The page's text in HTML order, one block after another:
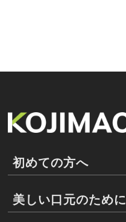
初めての方へ
美しい口元のために